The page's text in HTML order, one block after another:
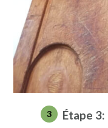
Étape 3: